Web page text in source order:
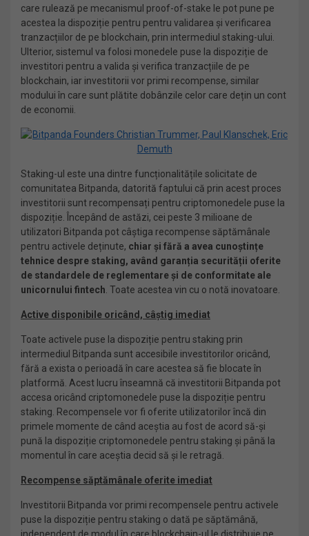
care rulează pe mecanismul proof-of-stake le pot pune pe
acestea la dispoziție pentru pentru validarea și verificarea
tranzacțiilor de pe blockchain, prin intermediul staking-ului.
Ulterior, sistemul va folosi monedele puse la dispoziție de
investitori pentru a valida și verifica tranzacțiile de pe
blockchain, iar investitorii vor primi recompense, similar
modului în care sunt plătite dobânzile celor care dețin un cont
de economii.
Staking-ul este una dintre funcționalitățile solicitate de
comunitatea Bitpanda, datorită faptului că prin acest proces
investitorii sunt recompensați pentru criptomonedele puse la
dispoziție. Începând de astăzi, cei peste 3 milioane de
utilizatori Bitpanda pot câștiga recompense săptămânale
pentru activele deținute, chiar și fără a avea cunoștințe
tehnice despre staking, având garanția securității oferite
de standardele de reglementare și de conformitate ale
unicornului fintech . Toate acestea vin cu o notă inovatoare.
Active disponibile oricând, câștig imediat
Toate activele puse la dispoziție pentru staking prin
intermediul Bitpanda sunt accesibile investitorilor oricând,
fără a exista o perioadă în care acestea să fie blocate în
platformă. Acest lucru înseamnă că investitorii Bitpanda pot
accesa oricând criptomonedele puse la dispoziție pentru
staking. Recompensele vor fi oferite utilizatorilor încă din
primele momente de când aceștia au fost de acord să-și
pună la dispoziție criptomonedele pentru staking și până la
momentul în care aceștia decid să și le retragă.
Recompense săptămânale oferite imediat
Investitorii Bitpanda vor primi recompensele pentru activele
puse la dispoziție pentru staking o dată pe săptămână,